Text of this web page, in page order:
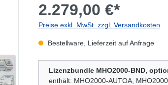
2.279,00 €*
Preise exkl. MwSt. zzgl. Versandkosten
Bestellware, Lieferzeit auf Anfrage
Lizenzbundle MHO2000-BND,
enthält: MHO2000-AUTOA,